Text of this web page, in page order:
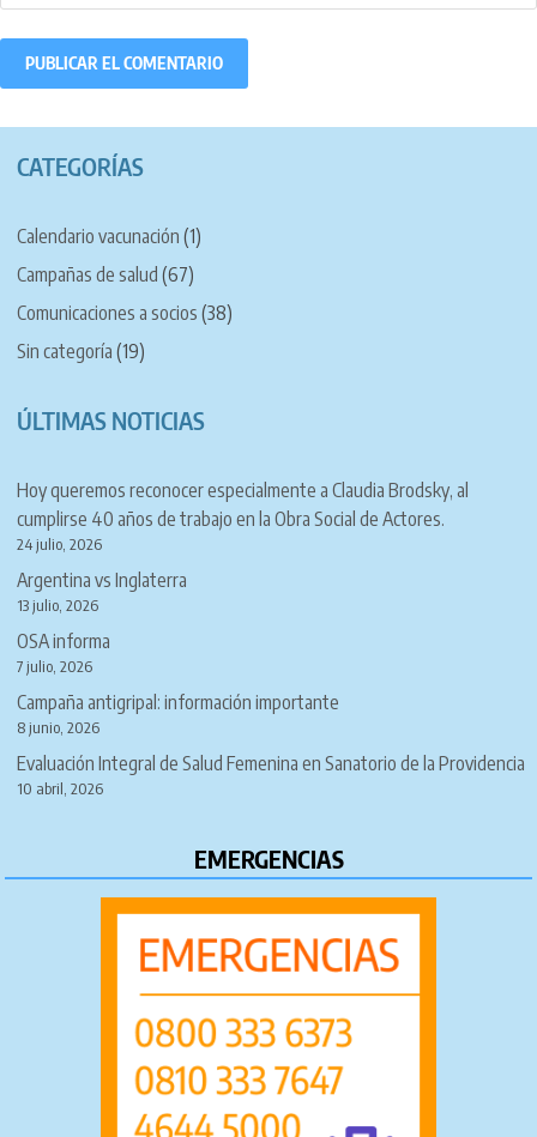
CATEGORÍAS
Calendario vacunación (1)
Campañas de salud (67)
Comunicaciones a socios (38)
Sin categoría (19)
ÚLTIMAS NOTICIAS
Hoy queremos reconocer especialmente a Claudia Brodsky, al
cumplirse 40 años de trabajo en la Obra Social de Actores.
24 julio, 2026
Argentina vs Inglaterra
13 julio, 2026
OSA informa
7 julio, 2026
Campaña antigripal: información importante
8 junio, 2026
Evaluación Integral de Salud Femenina en Sanatorio de la Providencia
10 abril, 2026
EMERGENCIAS